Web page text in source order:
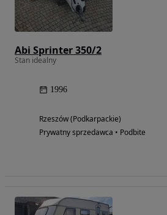
Abi Sprinter 350/2
Stan idealny
1996
Rzeszów (Podkarpackie)
Prywatny sprzedawca • Podbite